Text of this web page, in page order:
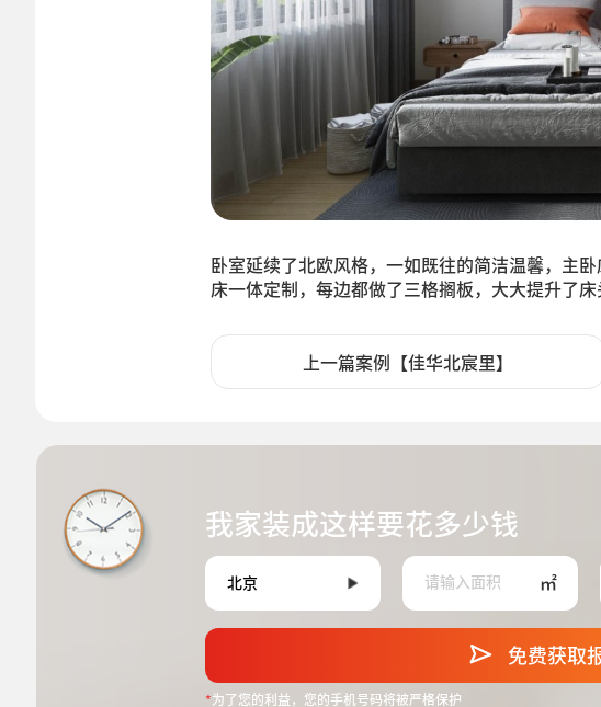
卧室延续了北欧风格，一如既往的简洁温馨，主
床一体定制，每边都做了三格搁板，大大提升了床
上一篇案例【佳华北宸里】
我家装成这样要花多少钱
㎡
免费获取
*为了您的利益，您的手机号码将被严格保护